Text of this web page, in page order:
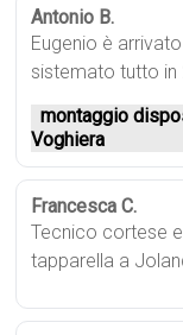
Antonio B.
Eugenio è
sistemato tutto in
montaggio
Voghiera
Francesca C.
Tecnico cortese
tapparella a